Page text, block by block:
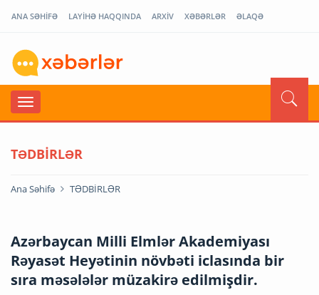
ANA SƏHİFƏ LAYİHƏ HAQQINDA ARXİV XƏBƏRLƏR ƏLAQƏ
TƏDBİRLƏR
Ana Səhifə TƏDBİRLƏR
Azərbaycan Milli Elmlər Akademiyası
Rəyasət Heyətinin növbəti iclasında bir
sıra məsələlər müzakirə edilmişdir.